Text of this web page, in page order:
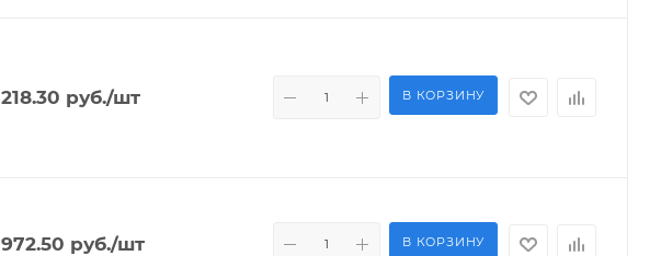
218.30 руб./шт В КОРЗИНУ
972.50 руб./шт В КОРЗИНУ